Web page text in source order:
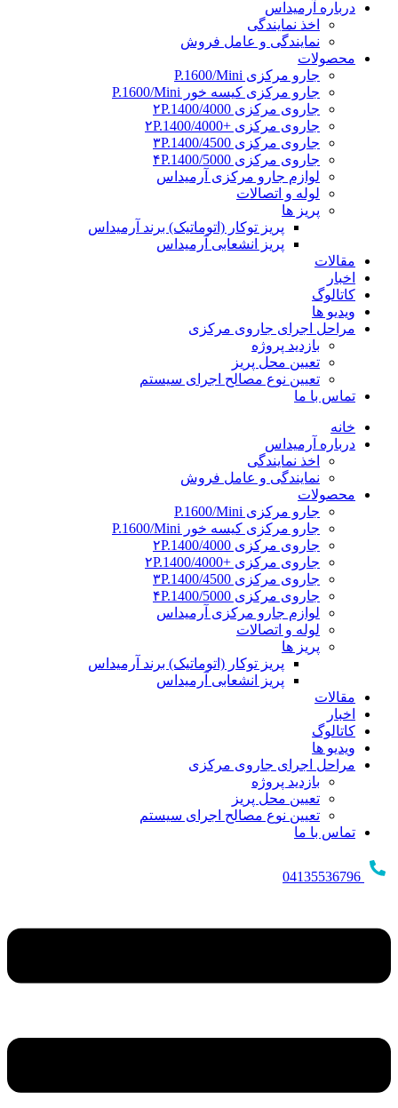
درباره آرمیداس
اخذ نمایندگی
نمایندگی و عامل فروش
محصولات
جارو مرکزی P.1600/Mini
جارو مرکزی کیسه خور P.1600/Mini
جاروی مرکزی ۲P.1400/4000
جاروی مرکزی +۲P.1400/4000
جاروی مرکزی ۳P.1400/4500
جاروی مرکزی ۴P.1400/5000
لوازم جارو مرکزی آرمیداس
لوله و اتصالات
پریز ها
پریز توکار (اتوماتیک) برند آرمیداس
پریز انشعابی آرمیداس
مقالات
اخبار
کاتالوگ
ویدیو ها
مراحل اجرای جاروی مرکزی
بازدید پروژه
تعیین محل پریز
تعیین نوع مصالح اجرای سیستم
تماس با ما
خانه
درباره آرمیداس
اخذ نمایندگی
نمایندگی و عامل فروش
محصولات
جارو مرکزی P.1600/Mini
جارو مرکزی کیسه خور P.1600/Mini
جاروی مرکزی ۲P.1400/4000
جاروی مرکزی +۲P.1400/4000
جاروی مرکزی ۳P.1400/4500
جاروی مرکزی ۴P.1400/5000
لوازم جارو مرکزی آرمیداس
لوله و اتصالات
پریز ها
پریز توکار (اتوماتیک) برند آرمیداس
پریز انشعابی آرمیداس
مقالات
اخبار
کاتالوگ
ویدیو ها
مراحل اجرای جاروی مرکزی
بازدید پروژه
تعیین محل پریز
تعیین نوع مصالح اجرای سیستم
تماس با ما
04135536796